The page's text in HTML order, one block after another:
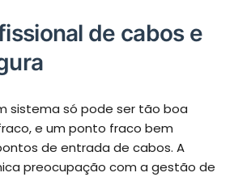
de cabos e
sistema só pode ser tão boa
e um ponto fraco bem
de entrada de cabos. A
preocupação com a gestão de